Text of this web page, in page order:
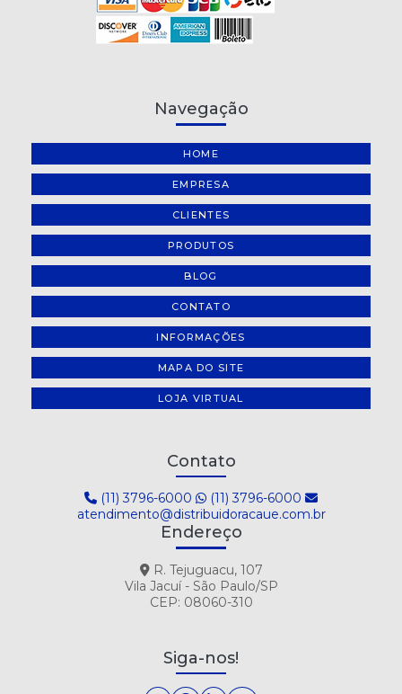
Navegação
HOME
EMPRESA
CLIENTES
PRODUTOS
BLOG
CONTATO
INFORMAÇÕES
MAPA DO SITE
LOJA VIRTUAL
Contato
(11) 3796-6000
(11) 3796-6000
atendimento@distribuidoracaue.com.br
Endereço
R. Tejuguacu, 107
Vila Jacuí - São Paulo/SP
CEP: 08060-310
Siga-nos!